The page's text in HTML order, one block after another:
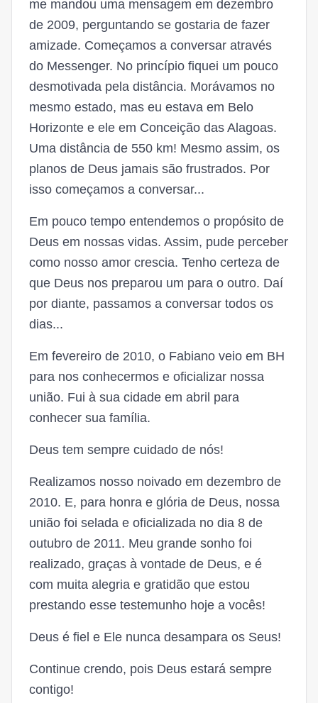
me mandou uma mensagem em dezembro
de 2009, perguntando se gostaria de fazer
amizade. Começamos a conversar através
do Messenger. No princípio fiquei um pouco
desmotivada pela distância. Morávamos no
mesmo estado, mas eu estava em Belo
Horizonte e ele em Conceição das Alagoas.
Uma distância de 550 km! Mesmo assim, os
planos de Deus jamais são frustrados. Por
isso começamos a conversar...
Em pouco tempo entendemos o propósito de
Deus em nossas vidas. Assim, pude perceber
como nosso amor crescia. Tenho certeza de
que Deus nos preparou um para o outro. Daí
por diante, passamos a conversar todos os
dias...
Em fevereiro de 2010, o Fabiano veio em BH
para nos conhecermos e oficializar nossa
união. Fui à sua cidade em abril para
conhecer sua família.
Deus tem sempre cuidado de nós!
Realizamos nosso noivado em dezembro de
2010. E, para honra e glória de Deus, nossa
união foi selada e oficializada no dia 8 de
outubro de 2011. Meu grande sonho foi
realizado, graças à vontade de Deus, e é
com muita alegria e gratidão que estou
prestando esse testemunho hoje a vocês!
Deus é fiel e Ele nunca desampara os Seus!
Continue crendo, pois Deus estará sempre
contigo!